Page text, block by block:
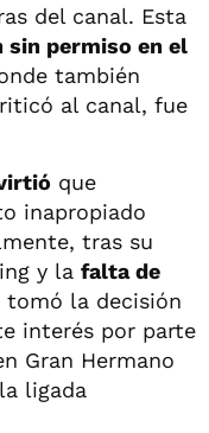
del canal. Esta
sin permiso en el
también
al canal, fue
que
inapropiado
tras su
y la falta de
tomó la decisión
interés por parte
Gran Hermano
ligada